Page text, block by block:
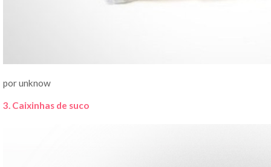
por unknow
3. Caixinhas de suco